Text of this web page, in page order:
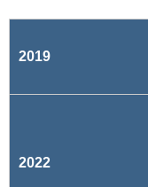
2019
2022